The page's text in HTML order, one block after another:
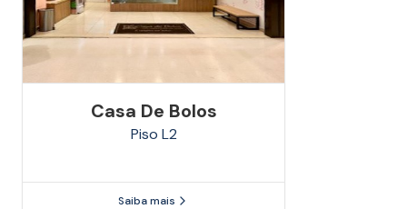
Casa De Bolos
Piso L2
Saiba mais